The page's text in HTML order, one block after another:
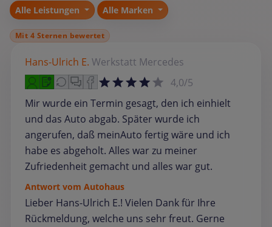
Alle Leistungen Alle Marken
Mit 4 Sternen bewertet
Hans-Ulrich E. Werkstatt Mercedes
4,0/5
Mir wurde ein Termin gesagt, den ich einhielt
und das Auto abgab. Später wurde ich
angerufen, daß meinAuto fertig wäre und ich
habe es abgeholt. Alles war zu meiner
Zufriedenheit gemacht und alles war gut.
Antwort vom Autohaus
Lieber Hans-Ulrich E.! Vielen Dank für Ihre
Rückmeldung, welche uns sehr freut. Gerne